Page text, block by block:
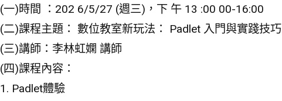
(一)時間 ：202 6/5/27 (週三)，下 午 13 :00 00-16:00
(二)課程主題： 數位教室新玩法： Padlet 入門與實踐技巧
(三)講師：李林虹嫻 講師
(四)課程內容：
1. Padlet體驗